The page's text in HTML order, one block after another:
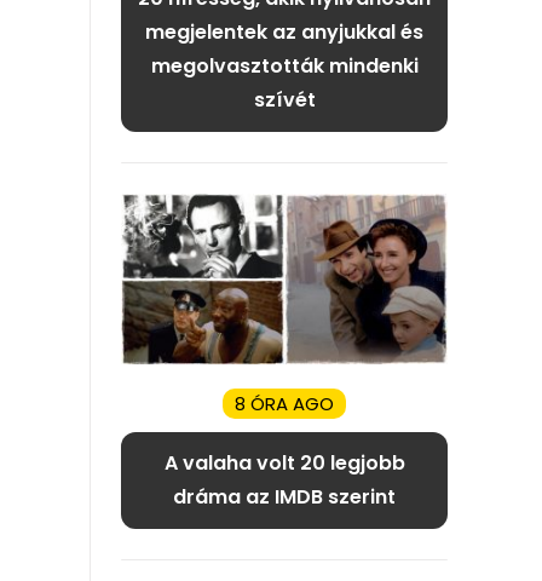
megjelentek az anyjukkal és
megolvasztották mindenki
szívét
8 ÓRA AGO
A valaha volt 20 legjobb
dráma az IMDB szerint